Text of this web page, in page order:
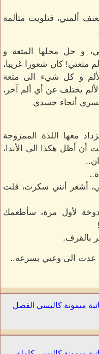
ألمني، فتلويت متألمة
و حل محلها المتعة و
متعتي! كان شعورا غريبا،
و كل شيء الى متعة
يختلف عن أي ألم آخر،
أنحاء جسدي
معها اللذة الممزوجة
أن أظل هكذا الى الأبدا،
أشعر أنني سكرت، قلت
لأول مرة، سأطعمك
بالقرف.
عدت الى وعيي بسرعة..
ميمونة كاليسي الفصل